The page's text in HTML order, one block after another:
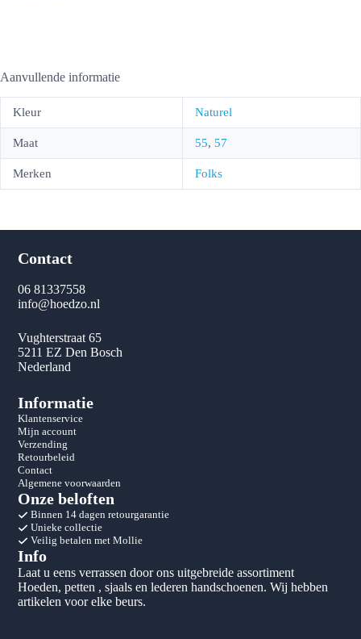
Aanvullende informatie
Kleur Naturel
Maat 55, 57
Merken Folks
Contact
06 81337558
info@hoedzo.nl
Vughterstraat 65
5211 EZ Den Bosch
Nederland
Informatie
Klantenservice
Mijn account
Verzending
Retourbeleid
Contact
Algemene voorwaarden
Onze beloften
Binnen 14 dagen retourgarantie
Unieke collectie
Veilig betalen met Mollie
Info
Laat u eens verrassen door ons uitgebreide assortiment
Hoeden, petten , sjaals en lederen handschoenen. Wij hebben
artikelen voor elke beurs.